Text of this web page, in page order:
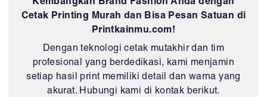
Kembangkan Brand Fashion Anda dengan
Cetak Printing Murah dan Bisa Pesan Satuan di
Printkainmu.com!
Dengan teknologi cetak mutakhir dan tim
profesional yang berdedikasi, kami menjamin
setiap hasil print memiliki detail dan warna yang
akurat. Hubungi kami di kontak berikut.